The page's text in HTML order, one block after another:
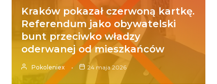
Kraków pokazał czerwoną kartkę.
Referendum jako obywatelski
bunt przeciwko władzy
oderwanej od mieszkańców
Pokoleniex 24 maja 2026